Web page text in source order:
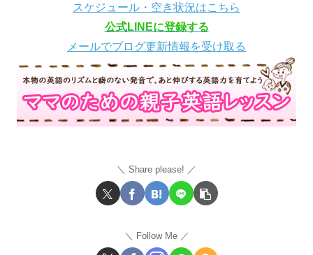
スケジュール・空き状況はこちら
公式LINEに登録する
メールでブログ更新情報を受け取る
Share please!
Follow Me